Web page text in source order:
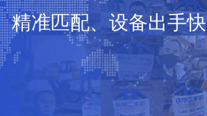
精准匹配、设备出手快